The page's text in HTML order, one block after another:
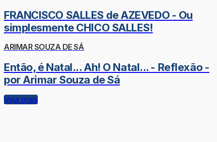
FRANCISCO SALLES de AZEVEDO - Ou
simplesmente CHICO SALLES!
ARIMAR SOUZA DE SÁ
Então, é Natal... Ah! O Natal... - Reflexão -
por Arimar Souza de Sá
Veja mais